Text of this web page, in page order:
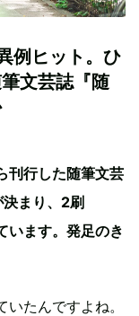
例ヒット。ひ
文芸誌『随
刊行した随筆文芸
まり、2刷
います。発足のき
たんですよね。